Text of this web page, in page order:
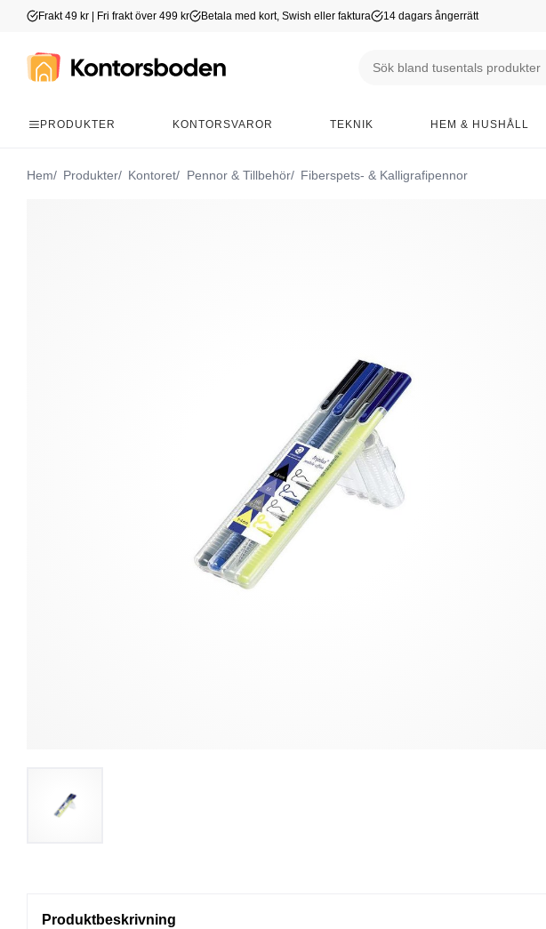
Frakt 49 kr | Fri frakt över 499 kr Betala med kort, Swish eller faktura 14 dagars ångerrätt
PRODUKTER KONTORSVAROR TEKNIK HEM & HUSHÅLL
Hem Produkter Kontoret Pennor & Tillbehör Fiberspets- & Kalligrafipennor
Produktbeskrivning